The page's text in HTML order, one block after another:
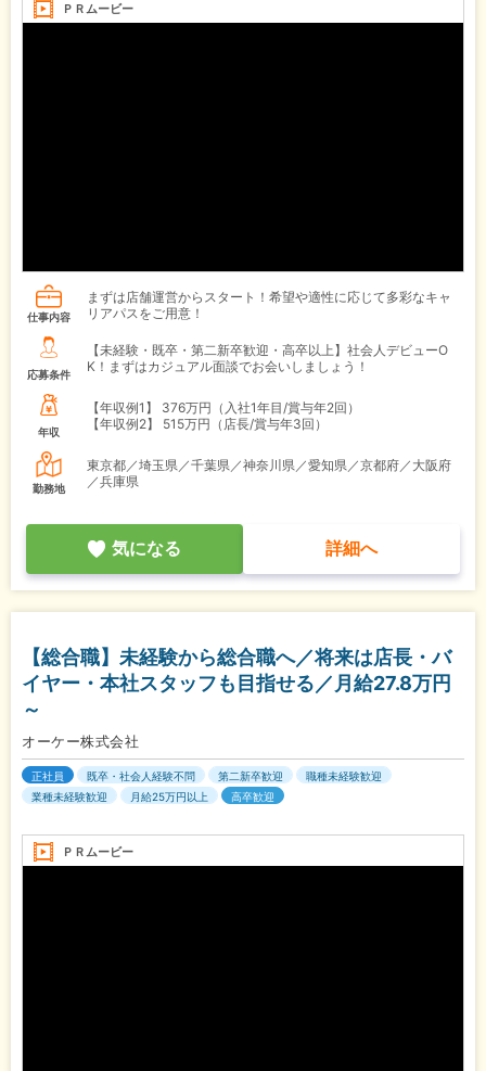
ＰＲムービー
仕事内容
まずは店舗運営からスタート！希望や適性に応じて多彩なキャ
リアパスをご用意！
応募条件
【未経験・既卒・第二新卒歓迎・高卒以上】社会人デビューO
K！まずはカジュアル面談でお会いしましょう！
年収
【年収例1】
376万円（入社1年目/賞与年2回）
【年収例2】
515万円（店長/賞与年3回）
勤務地
東京都／埼玉県／千葉県／神奈川県／愛知県／京都府／大阪府
／兵庫県
気になる 詳細へ
【総合職】未経験から総合職へ／将来は店長・バ
イヤー・本社スタッフも目指せる／月給27.8万円
～
オーケー株式会社
正社員 既卒・社会人経験不問 第二新卒歓迎
職種未経験歓迎
業種未経験歓迎
月給25万円以上 高卒歓迎
ＰＲムービー